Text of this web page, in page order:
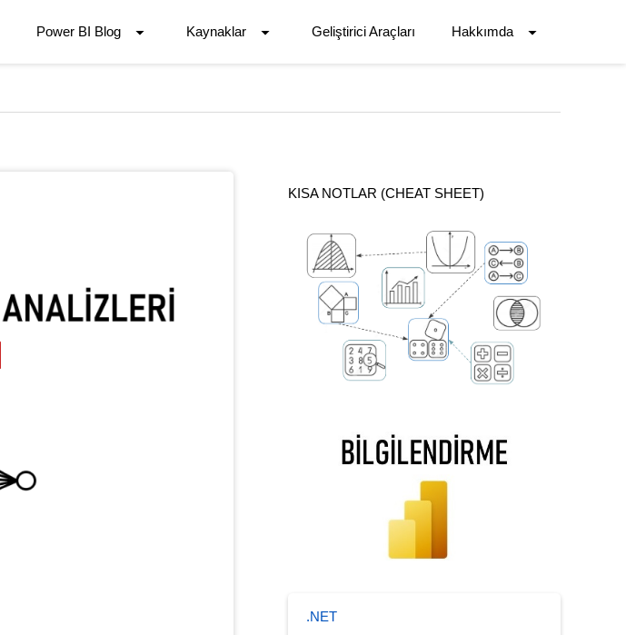
Power BI Blog Kaynaklar Geliştirici Araçları Hakkımda
KISA NOTLAR (CHEAT SHEET)
.NET